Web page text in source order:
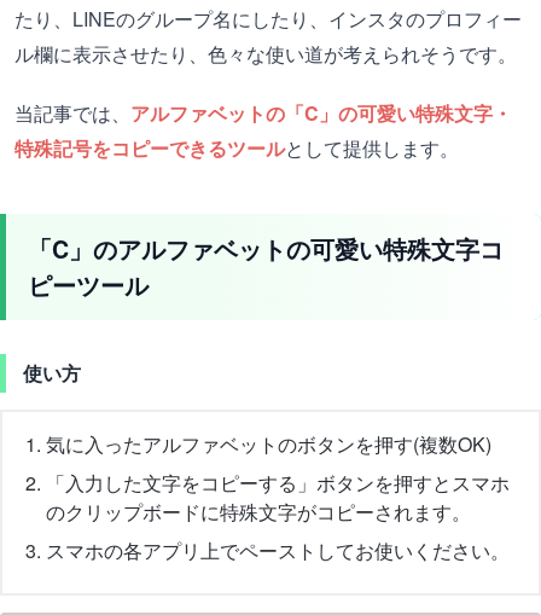
たり、LINEのグループ名にしたり、インスタのプロフィー
ル欄に表示させたり、色々な使い道が考えられそうです。
当記事では、 アルファベットの「C」の可愛い特殊文字・
特殊記号をコピーできるツールとして提供します。
「C」のアルファベットの可愛い特殊文字コ
ピーツール
使い方
気に入ったアルファベットのボタンを押す(複数OK)
「入力した文字をコピーする」ボタンを押すとスマホ
のクリップボードに特殊文字がコピーされます。
スマホの各アプリ上でペーストしてお使いください。